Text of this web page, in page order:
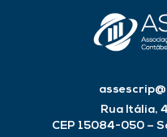
Rua Itália,
CEP 15084-050 –